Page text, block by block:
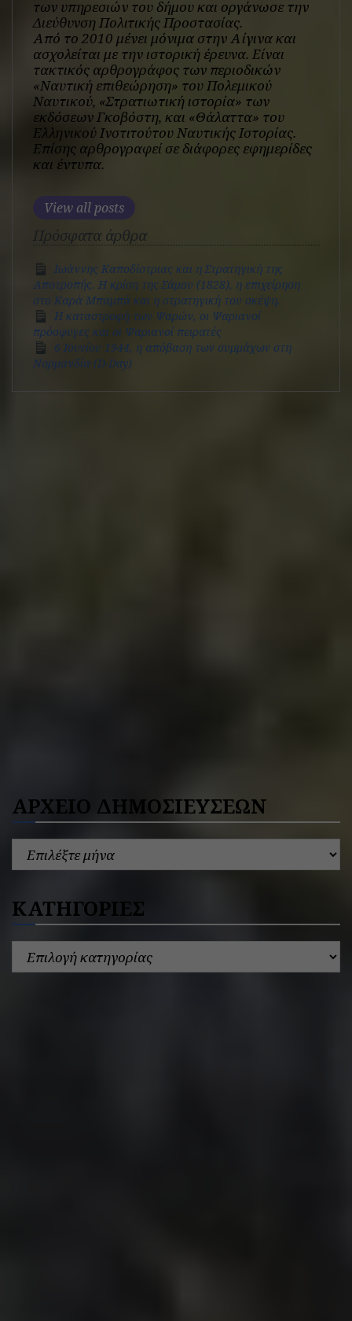
των υπηρεσιών του δήμου και οργάνωσε την
Διεύθυνση Πολιτικής Προστασίας.
Από το 2010 μένει μόνιμα στην Αίγινα και
ασχολείται με την ιστορική έρευνα. Είναι
τακτικός αρθρογράφος των περιοδικών
«Ναυτική επιθεώρηση» του Πολεμικού
Ναυτικού, «Στρατιωτική ιστορία» των
εκδόσεων Γκοβόστη, και «Θάλαττα» του
Ελληνικού Ινστιτούτου Ναυτικής Ιστορίας.
Επίσης αρθρογραφεί σε διάφορες εφημερίδες
και έντυπα.
View all posts
Πρόσφατα άρθρα
Ιωάννης Καποδίστριας και η Στρατηγική της
Αποτροπής. Η κρίση της Σάμου (1828), η επιχείρηση
στο Καρά Μπαμπά και η στρατηγική του σκέψη.
Η καταστροφή των Ψαρών, οι Ψαριανοί
πρόσφυγες και οι Ψαριανοί πειρατές
6 Ιουνίου 1944, η απόβαση των συμμάχων στη
Νορμανδία (D-Day)
ΑΡΧΕΙΟ ΔΗΜΟΣΙΕΥΣΕΩΝ
ΚΑΤΗΓΟΡΙΕΣ